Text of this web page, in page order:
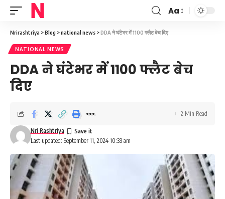
Font
Resizer
Aa
Nrirashtriya >Blog >national news >DDA ने घंटेभर में 1100 फ्लैट बेच दिए
NATIONAL NEWS
DDA ने घंटेभर में 1100 फ्लैट बेच
दिए
Last updated: September 11, 2024 10:33 am
Nri Rashtriya
2 Min Read